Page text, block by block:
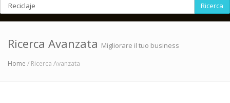
Ricerca
Ricerca Avanzata Migliorare il tuo business
Home / Ricerca Avanzata